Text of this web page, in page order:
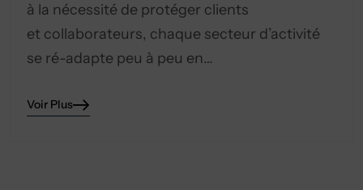
à la nécessité de protéger clients
et collaborateurs, chaque secteur d’activité
se ré-adapte peu à peu en…
Voir Plus